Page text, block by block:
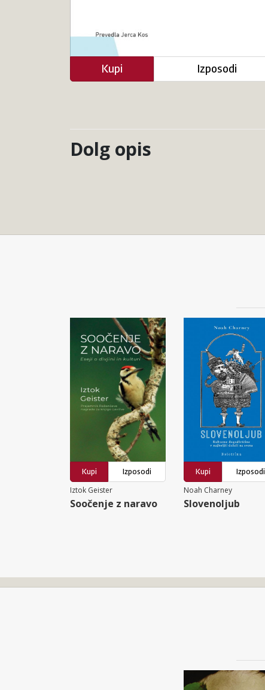
Kupi Izposodi
Dolg opis
Kupi
Izposodi
Iztok Geister
Soočenje z naravo
Kupi
Izposodi
Noah Charney
Slovenoljub